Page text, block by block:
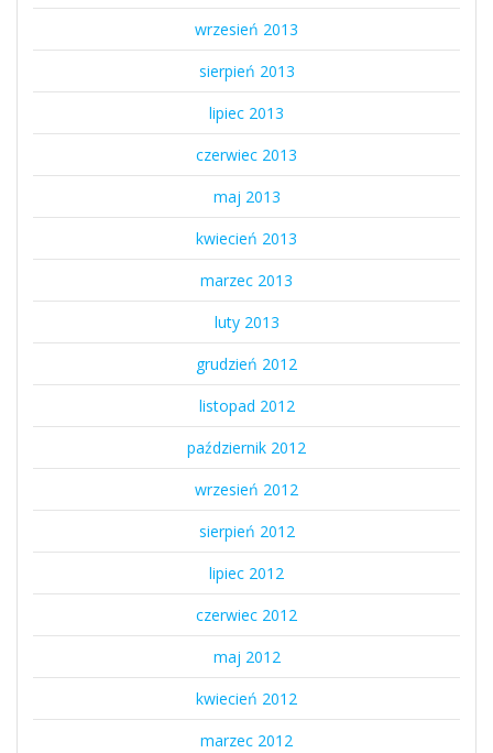
wrzesień 2013
sierpień 2013
lipiec 2013
czerwiec 2013
maj 2013
kwiecień 2013
marzec 2013
luty 2013
grudzień 2012
listopad 2012
październik 2012
wrzesień 2012
sierpień 2012
lipiec 2012
czerwiec 2012
maj 2012
kwiecień 2012
marzec 2012